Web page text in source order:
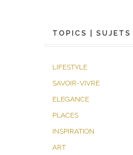
TOPICS | SUJETS
LIFESTYLE
SAVOIR-VIVRE
ELEGANCE
PLACES
INSPIRATION
ART